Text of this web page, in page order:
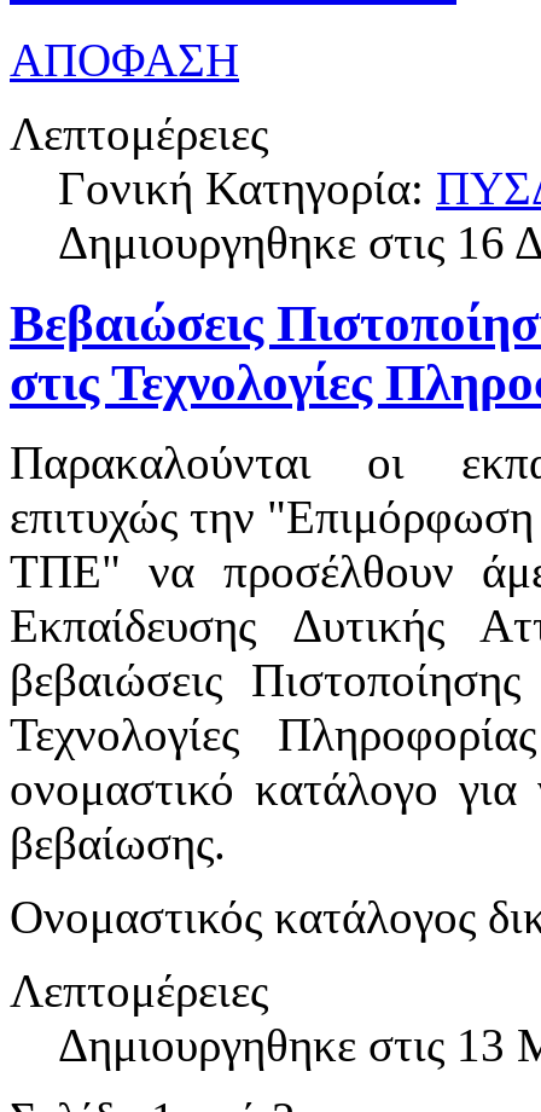
ΑΠΟΦΑΣΗ
Λεπτομέρειες
Γονική Κατηγορία:
Δημιουργηθηκε στις 16
Βεβαιώσεις
στις Τεχνολογίες
Παρακαλούνται οι
επιτυχώς την
ΤΠΕ" να προσέλθουν
Εκπαίδευσης Δυτικής
βεβαιώσεις
Τεχνολογίες
ονομαστικό κατάλογο για
βεβαίωσης.
Ονομαστικός κατάλογος
Λεπτομέρειες
Δημιουργηθηκε στις 13